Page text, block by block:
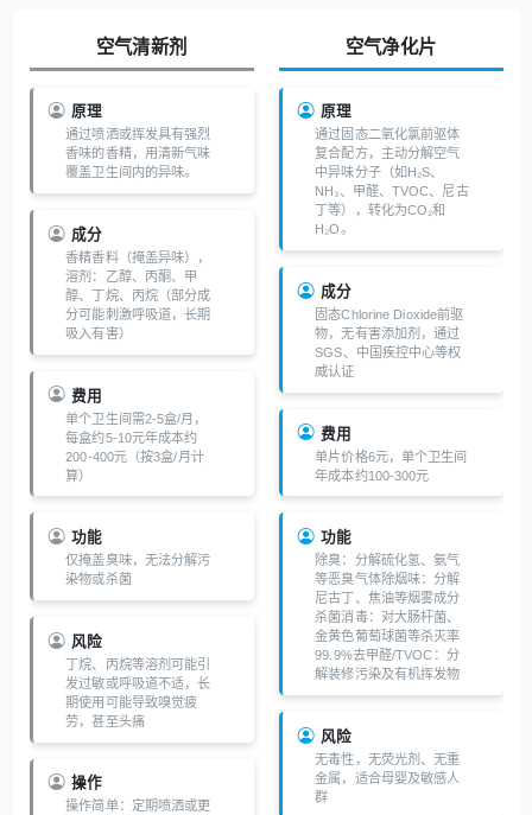
空气清新剂
原理
通过喷洒或挥发具有强烈
香味的香精，用清新气味
覆盖卫生间内的异味。
成分
香精香料（掩盖异味），
溶剂：乙醇、丙酮、甲
醇、丁烷、丙烷（部分成
分可能刺激呼吸道，长期
吸入有害）
费用
单个卫生间需2-5盒/月，
每盒约5-10元年成本约
200-400元（按3盒/月计
算）
功能
仅掩盖臭味，无法分解污
染物或杀菌
风险
丁烷、丙烷等溶剂可能引
发过敏或呼吸道不适，长
期使用可能导致嗅觉疲
劳，甚至头痛
操作
操作简单：定期喷洒或更
空气净化片
原理
通过固态二氧化氯前驱体
复合配方，主动分解空气
中异味分子（如H₂S、
NH₃、甲醛、TVOC、尼古
丁等），转化为CO₂和
H₂O。
成分
固态Chlorine Dioxide前驱
物，无有害添加剂，通过
SGS、中国疾控中心等权
威认证
费用
单片价格6元，单个卫生间
年成本约100-300元
功能
除臭：分解硫化氢、氨气
等恶臭气体除烟味：分解
尼古丁、焦油等烟雾成分
杀菌消毒：对大肠杆菌、
金黄色葡萄球菌等杀灭率
99.9%去甲醛/TVOC：分
解装修污染及有机挥发物
风险
无毒性，无荧光剂、无重
金属，适合母婴及敏感人
群